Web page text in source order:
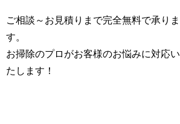
ご相談～お見積りまで完全無料で承りま
す。
お掃除のプロがお客様のお悩みに対応い
たします！